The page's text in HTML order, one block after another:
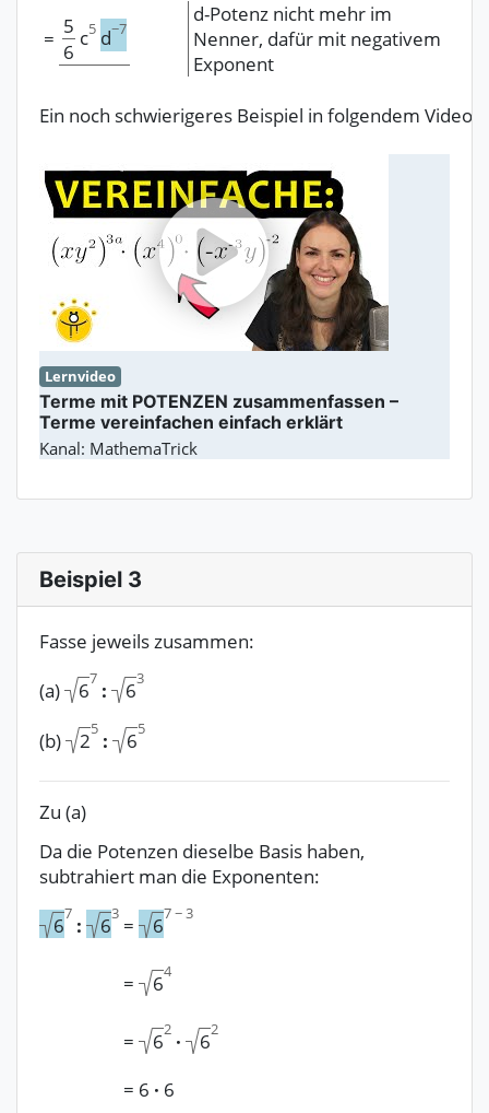
=
5
6
c5 d−7
d-Potenz nicht mehr im
Nenner, dafür mit negativem
Exponent
Ein noch schwierigeres Beispiel in folgendem Video
Lernvideo
Terme mit POTENZEN zusammenfassen –
Terme vereinfachen einfach erklärt
Kanal: MathemaTrick
Beispiel 3
Fasse jeweils zusammen:
(a)
67
: 63
(b) 25
: 65
Zu (a)
Da die Potenzen dieselbe Basis haben,
subtrahiert man die Exponenten:
67
: 63 = 67−3
= 64
= 62
· 62
= 6 · 6